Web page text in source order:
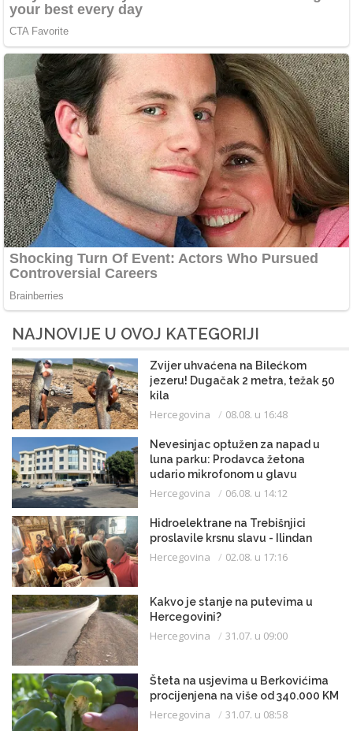
NAJNOVIJE U OVOJ KATEGORIJI
Zvijer uhvaćena na Bilećkom
jezeru! Dugačak 2 metra, težak 50
kila
Hercegovina 08.08. u 16:48
Nevesinjac optužen za napad u
luna parku: Prodavca žetona
udario mikrofonom u glavu
Hercegovina 06.08. u 14:12
Hidroelektrane na Trebišnjici
proslavile krsnu slavu - Ilindan
Hercegovina 02.08. u 17:16
Kakvo je stanje na putevima u
Hercegovini?
Hercegovina 31.07. u 09:00
Šteta na usjevima u Berkovićima
procijenjena na više od 340.000 KM
Hercegovina 31.07. u 08:58